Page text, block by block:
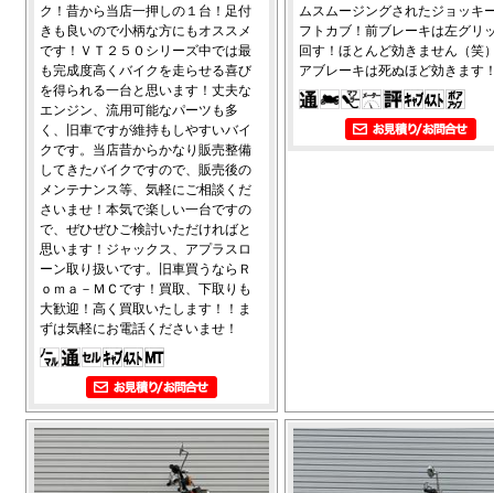
ク！昔から当店一押しの１台！足付
きも良いので小柄な方にもオススメ
です！ＶＴ２５０シリーズ中では最
も完成度高くバイクを走らせる喜び
を得られる一台と思います！丈夫な
エンジン、流用可能なパーツも多
く、旧車ですが維持もしやすいバイ
クです。当店昔からかなり販売整備
してきたバイクですので、販売後の
メンテナンス等、気軽にご相談くだ
さいませ！本気で楽しい一台ですの
で、ぜひぜひご検討いただければと
思います！ジャックス、アプラスロ
ーン取り扱いです。旧車買うならＲ
ｏｍａ－ＭＣです！買取、下取りも
大歓迎！高く買取いたします！！ま
ずは気軽にお電話くださいませ！
ムスムージングされたジョッキ
フトカブ！前ブレーキは左グリ
回す！ほとんど効きません（笑
アブレーキは死ぬほど効きます